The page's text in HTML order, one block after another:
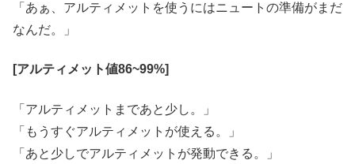
「あぁ、アルティメットを使うにはニュートの準備がまだ
なんだ。」
[アルティメット値86~99%]
「アルティメットまであと少し。」
「もうすぐアルティメットが使える。」
「あと少しでアルティメットが発動できる。」